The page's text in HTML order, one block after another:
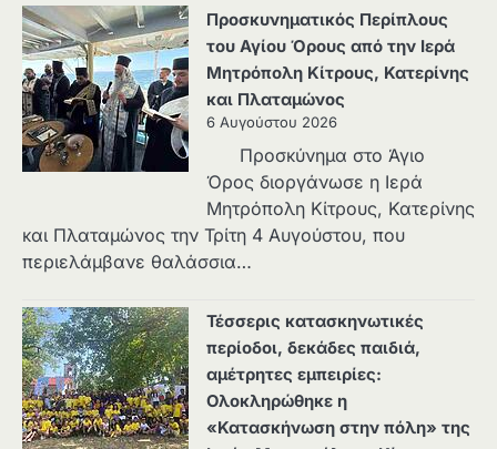
Προσκυνηματικός Περίπλους
του Αγίου Όρους από την Ιερά
Μητρόπολη Κίτρους, Κατερίνης
και Πλαταμώνος
6 Αυγούστου 2026
Προσκύνημα στο Άγιο
Όρος διοργάνωσε η Ιερά
Μητρόπολη Κίτρους, Κατερίνης
και Πλαταμώνος την Τρίτη 4 Αυγούστου, που
περιελάμβανε θαλάσσια…
Τέσσερις κατασκηνωτικές
περίοδοι, δεκάδες παιδιά,
αμέτρητες εμπειρίες:
Ολοκληρώθηκε η
«Κατασκήνωση στην πόλη» της